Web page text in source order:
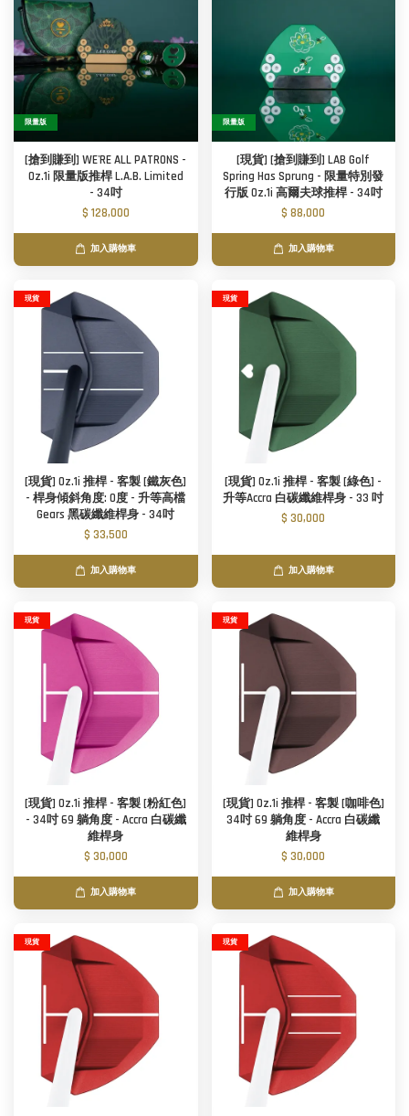
限量版
[搶到賺到] WE'RE ALL PATRONS -
Oz.1i 限量版推桿 L.A.B. Limited
- 34吋
$ 128,000
加入購物車
限量版
[現貨] [搶到賺到] LAB Golf
Spring Has Sprung - 限量特別發
行版 Oz.1i 高爾夫球推桿 - 34吋
$ 88,000
加入購物車
現貨
[現貨] Oz.1i 推桿 - 客製 [鐵灰色]
- 桿身傾斜角度: 0度 - 升等高檔
Gears 黑碳纖維桿身 - 34吋
$ 33,500
加入購物車
現貨
[現貨] Oz.1i 推桿 - 客製 [綠色] -
升等Accra 白碳纖維桿身 - 33 吋
$ 30,000
加入購物車
現貨
[現貨] Oz.1i 推桿 - 客製 [粉紅色]
- 34吋 69 躺角度 - Accra 白碳纖
維桿身
$ 30,000
加入購物車
現貨
[現貨] Oz.1i 推桿 - 客製 [咖啡色]
34吋 69 躺角度 - Accra 白碳纖
維桿身
$ 30,000
加入購物車
現貨 現貨